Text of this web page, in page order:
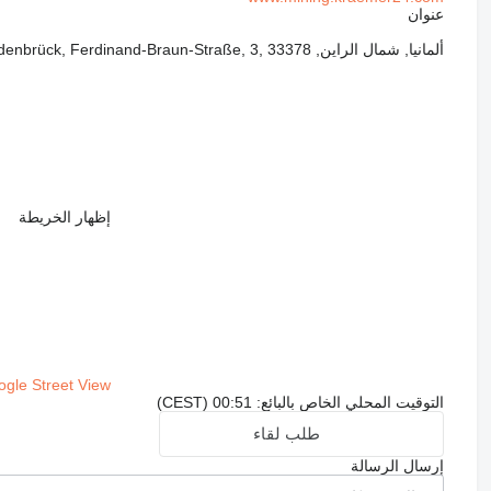
عنوان
ألمانيا, شمال الراين, Rheda-Wiedenbrück, Ferdinand-Braun-Straße, 3, 33378
إظهار الخريطة
Street View
التوقيت المحلي الخاص بالبائع: 00:51 (CEST)
طلب لقاء
إرسال الرسالة